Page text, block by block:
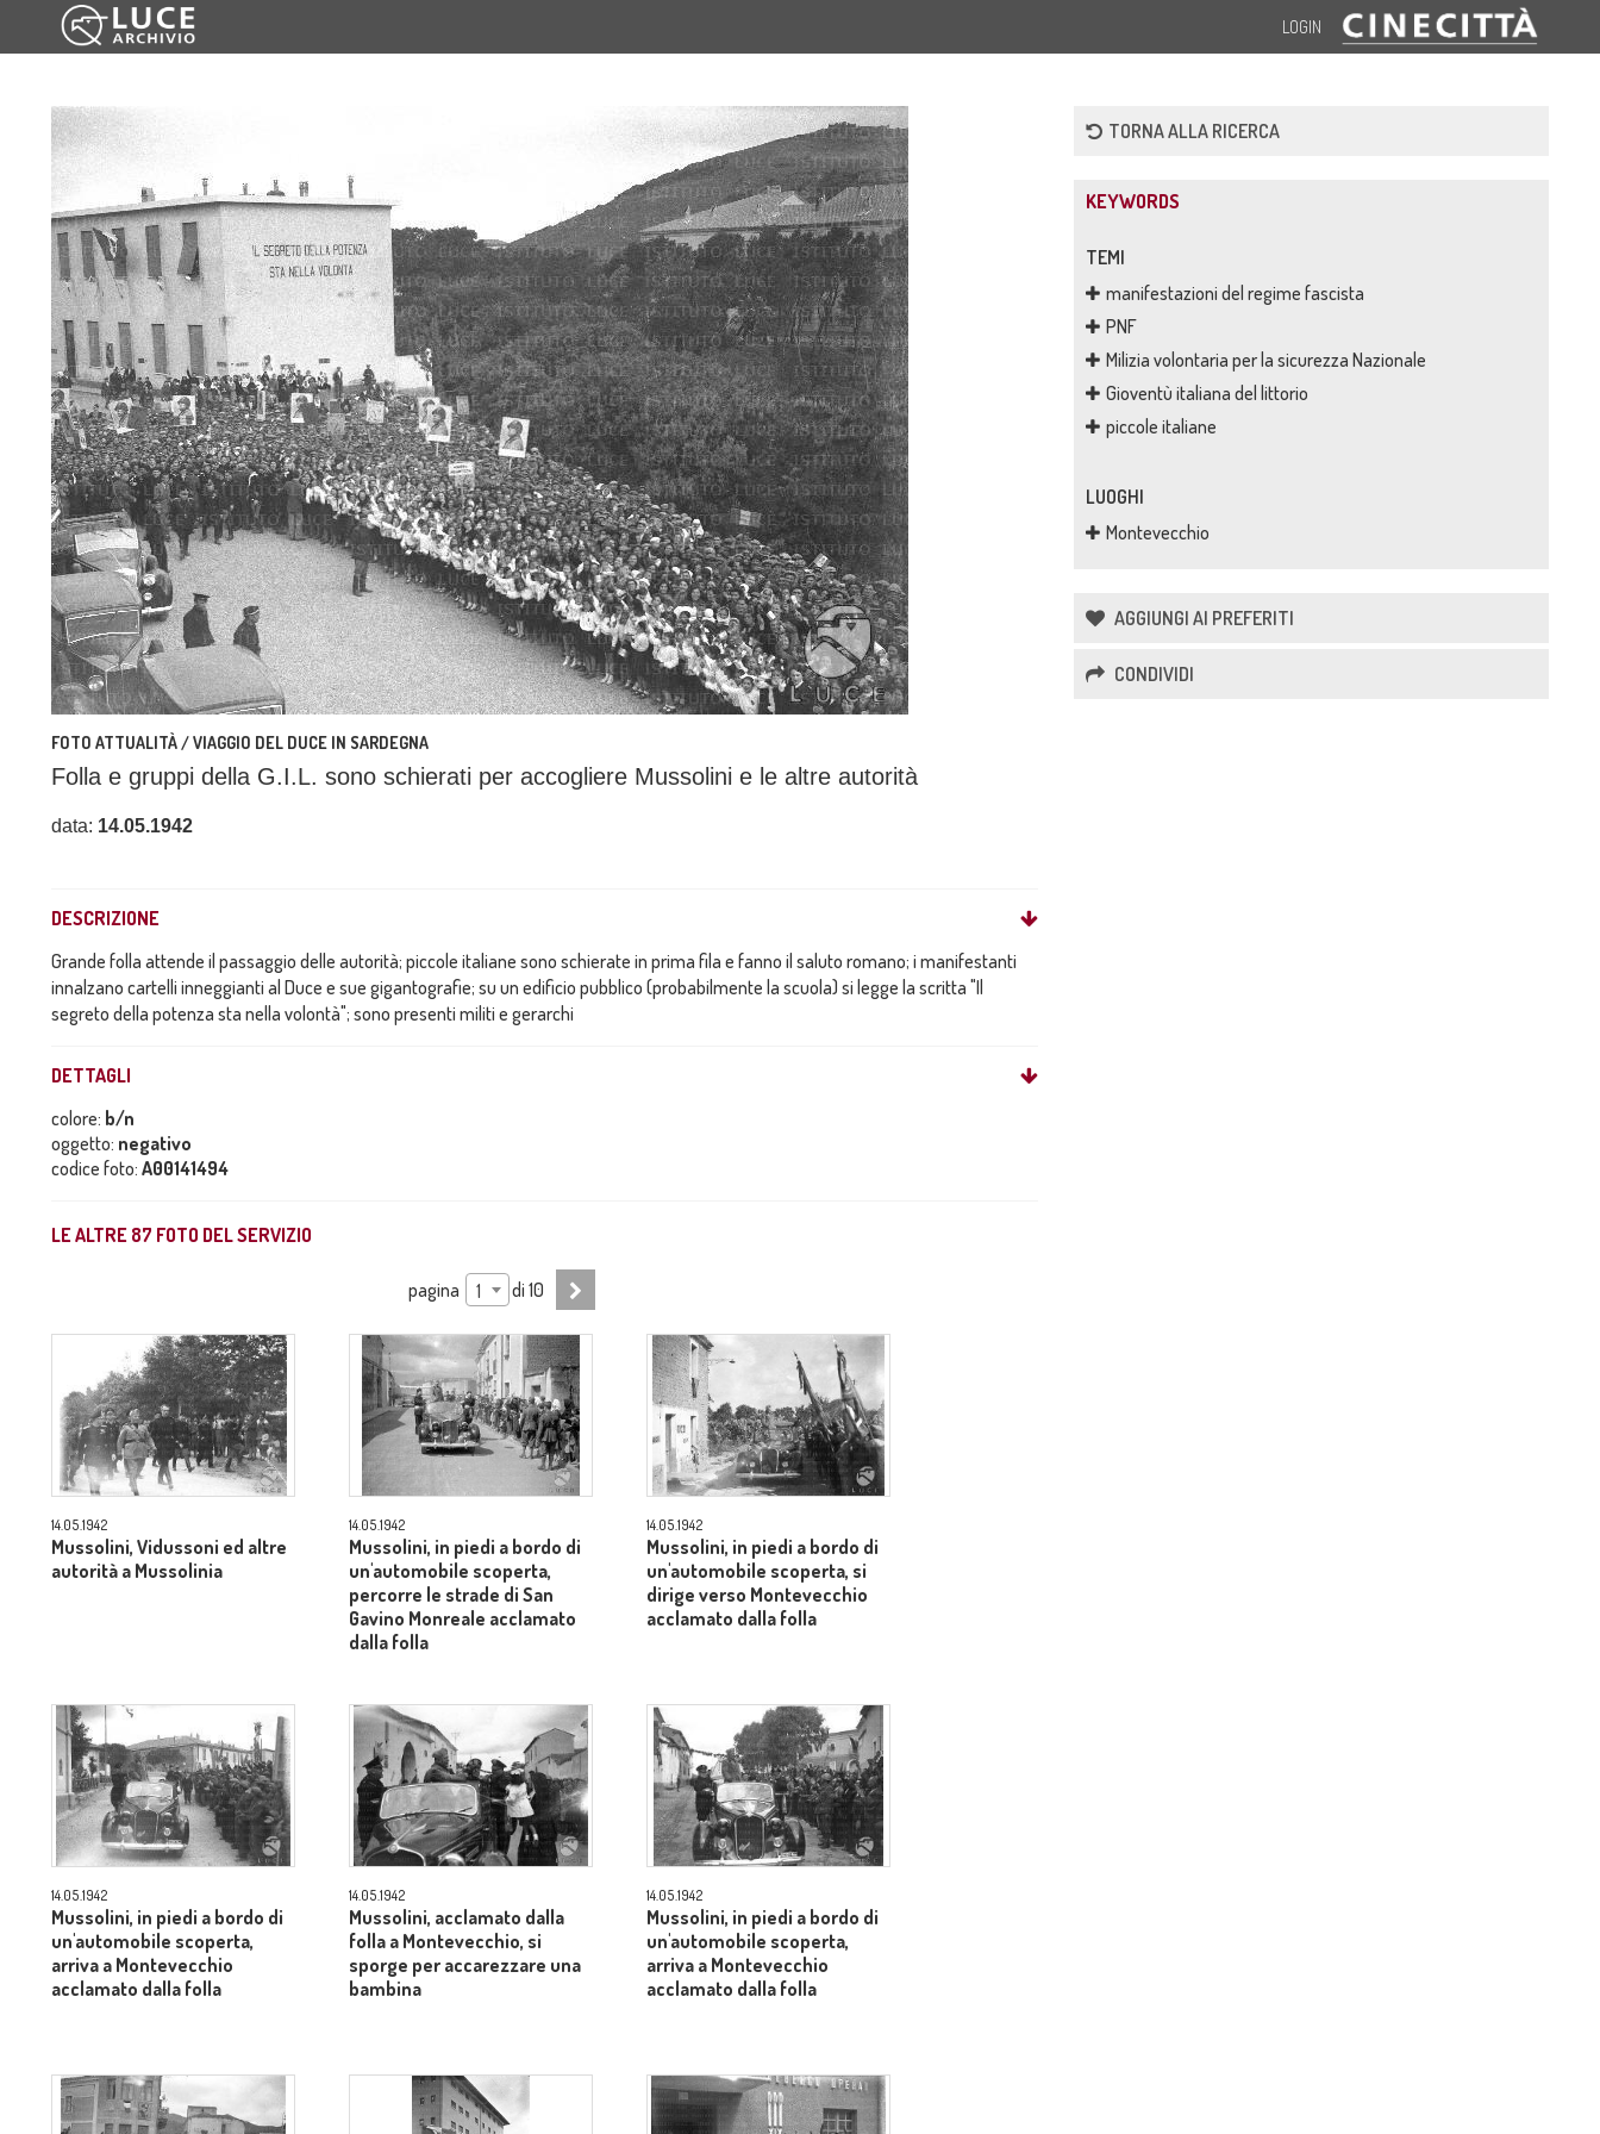
LOGIN
FOTO ATTUALITÀ / VIAGGIO DEL DUCE IN SARDEGNA
Folla e gruppi della G.I.L. sono schierati per accogliere Mussolini e le altre autorità
data: 14.05.1942
DESCRIZIONE
Grande folla attende il passaggio delle autorità; piccole italiane sono schierate in prima fila e fanno il saluto romano; i manifestanti
innalzano cartelli inneggianti al Duce e sue gigantografie; su un edificio pubblico (probabilmente la scuola) si legge la scritta "Il
segreto della potenza sta nella volontà"; sono presenti militi e gerarchi
DETTAGLI
colore: b/n
oggetto: negativo
codice foto: A00141494
LE ALTRE 87 FOTO DEL SERVIZIO
pagina 1 di10
14.05.1942
Mussolini, Vidussoni ed altre
autorità a Mussolinia
14.05.1942
Mussolini, in piedi a bordo di
un'automobile scoperta,
percorre le strade di San
Gavino Monreale acclamato
dalla folla
14.05.1942
Mussolini, in piedi a bordo di
un'automobile scoperta, si
dirige verso Montevecchio
acclamato dalla folla
14.05.1942
Mussolini, in piedi a bordo di
un'automobile scoperta,
arriva a Montevecchio
acclamato dalla folla
14.05.1942
Mussolini, acclamato dalla
folla a Montevecchio, si
sporge per accarezzare una
bambina
14.05.1942
Mussolini, in piedi a bordo di
un'automobile scoperta,
arriva a Montevecchio
acclamato dalla folla
TORNA ALLA RICERCA
KEYWORDS
TEMI
manifestazioni del regime fascista
PNF
Milizia volontaria per la sicurezza Nazionale
Gioventù italiana del littorio
piccole italiane
LUOGHI
Montevecchio
AGGIUNGI AI PREFERITI
CONDIVIDI